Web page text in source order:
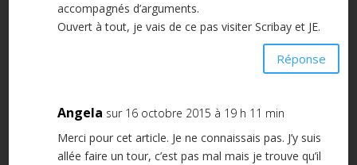
accompagnés d’arguments.
Ouvert à tout, je vais de ce pas visiter Scribay et JE.
Réponse
Angela sur 16 octobre 2015 à 19 h 11 min
Merci pour cet article. Je ne connaissais pas. J’y suis
allée faire un tour, c’est pas mal mais je trouve qu’il